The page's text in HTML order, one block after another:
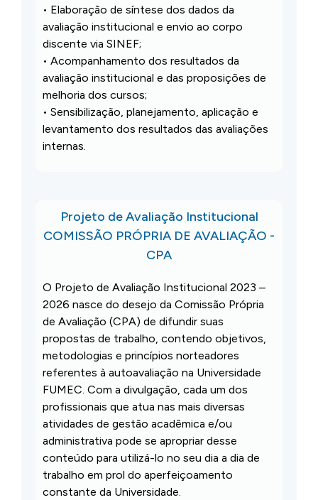
• Elaboração de síntese dos dados da
avaliação institucional e envio ao corpo
discente via SINEF;
• Acompanhamento dos resultados da
avaliação institucional e das proposições de
melhoria dos cursos;
• Sensibilização, planejamento, aplicação e
levantamento dos resultados das avaliações
internas.
Projeto de Avaliação Institucional
COMISSÃO PRÓPRIA DE AVALIAÇÃO -
CPA
O Projeto de Avaliação Institucional 2023 –
2026 nasce do desejo da Comissão Própria
de Avaliação (CPA) de difundir suas
propostas de trabalho, contendo objetivos,
metodologias e princípios norteadores
referentes à autoavaliação na Universidade
FUMEC. Com a divulgação, cada um dos
profissionais que atua nas mais diversas
atividades de gestão acadêmica e/ou
administrativa pode se apropriar desse
conteúdo para utilizá-lo no seu dia a dia de
trabalho em prol do aperfeiçoamento
constante da Universidade.